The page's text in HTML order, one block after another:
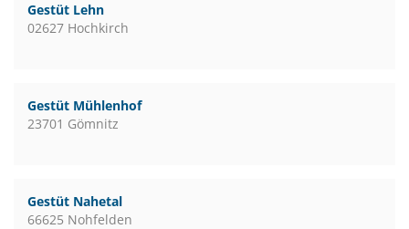
Gestüt Lehn
02627 Hochkirch
Gestüt Mühlenhof
23701 Gömnitz
Gestüt Nahetal
66625 Nohfelden